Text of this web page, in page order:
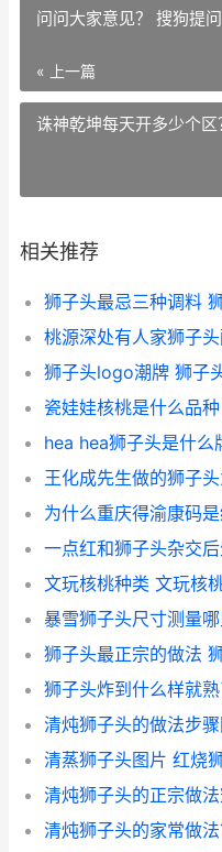
问问大家意见？ 搜狗提问
« 上一篇
诛神乾坤每天开多少个
相关推荐
狮子头最忌三种调料
桃源深处有人家狮子
狮子头logo潮牌 狮子
瓷娃娃核桃是什么品
hea hea狮子头是什么
王化成先生做的狮子
文玩核桃种类 文玩核
暴雪狮子头尺寸测量
狮子头最正宗的做法
狮子头炸到什么样就
清蒸狮子头图片 红烧